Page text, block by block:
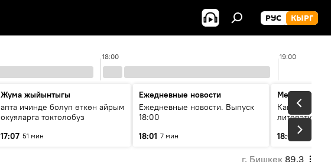
РУС КЫРГ
18:00 19:00
Жума жыйынтыгы
апта ичинде болуп өткөн айрым
окуяларга токтолобуз
17:07 51 мин
Ежедневные новости
Ежедневные новости. Выпуск
18:00
18:01 7 мин
Между строк
Как кошки
литературу
18:08
г. Бишкек 89.3